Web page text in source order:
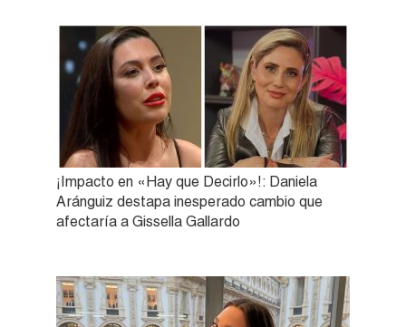
¡Impacto en «Hay que Decirlo»!: Daniela
Aránguiz destapa inesperado cambio que
afectaría a Gissella Gallardo